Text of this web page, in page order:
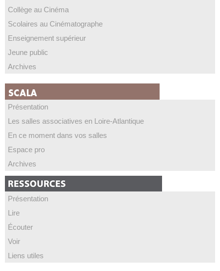
Collège au Cinéma
Scolaires au Cinématographe
Enseignement supérieur
Jeune public
Archives
Présentation
Les salles associatives en Loire-Atlantique
En ce moment dans vos salles
Espace pro
Archives
Présentation
Lire
Écouter
Voir
Liens utiles